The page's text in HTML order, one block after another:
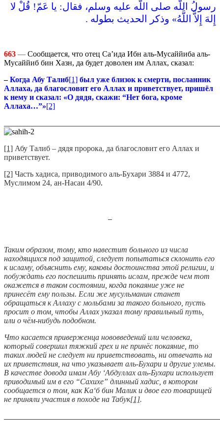
رسولُ اللّه صلى اللّه عليه وسلم، فقال‏:‏ يا عَمّ‏!‏ قُلْ لا
إِلهَ إِلاَّ اللَّهُ‏»‏ وذكر الحديث بطوله‏ .‏
663 — Сообщается, что отец Са’ида Ибн аль-Мусаййиба аль-
Мусаййиб бин Хазн, да будет доволен им Аллах, сказал:
–Когда Абу Талиб[1] был уже близок к смерти, посланник
Аллаха, да благословит его Аллах и приветствует, пришёл
к нему и сказал: «О дядя, скажи: “Нет бога, кроме
Аллаха…”»[2]
[1] Абу Талиб – дядя пророка, да благословит его Аллах и
приветствует.
[2] Часть хадиса, приводимого аль-Бухари 3884 и 4772,
Муслимом 24, ан-Насаи 4/90.
Таким образом, тому, кто навестит больного из числа
находящихся под защитой, следует попытаться склонить его
к исламу, объяснить ему, каковы достоинства этой религии, и
побуждать его поспешить принять ислам, прежде чем тот
окажется в таком состоянии, когда покаяние уже не
принесёт ему пользы. Если же мусульманин станет
обращаться к Аллаху с мольбами за такого больного, пусть
просит о том, чтобы Аллах указал тому правильный путь,
или о чём-нибудь подобном.
Что касается приверженца нововведений или человека,
который совершил тяжкий грех и не принёс покаяние, то
таких людей не следует ни приветствовать, ни отвечать на
их приветствия, на что указывает аль-Бухари и другие улемы.
В качестве довода имам Абу ‘Абдуллах аль-Бухари использует
приводимый им в его “Сахихе” длинный хадис, в котором
сообщается о том, как Ка‘б бин Малик и двое его товарищей
не приняли участия в походе на Табук[1].